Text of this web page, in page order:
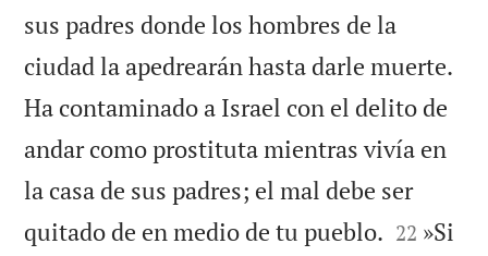
sus padres donde los hombres de la
ciudad la apedrearán hasta darle muerte.
Ha contaminado a Israel con el delito de
andar como prostituta mientras vivía en
la casa de sus padres; el mal debe ser
quitado de en medio de tu pueblo. 

22 »Si